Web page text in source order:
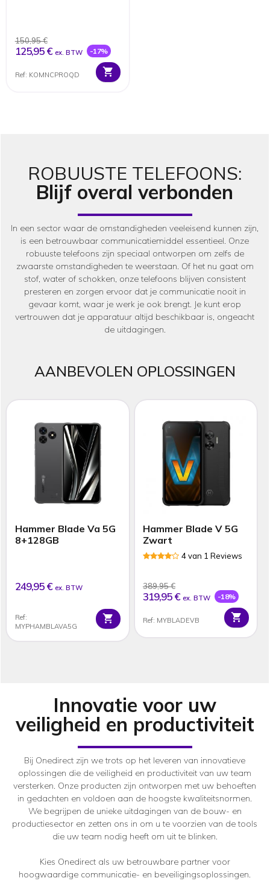
150,95 €
125,95 € ex. BTW -17%
Ref: KOMNCPROQD
ROBUUSTE TELEFOONS:
Blijf overal verbonden
In een sector waar de omstandigheden veeleisend kunnen zijn,
is een betrouwbaar communicatiemiddel essentieel. Onze
robuuste telefoons zijn speciaal ontworpen om zelfs de
zwaarste omstandigheden te weerstaan. Of het nu gaat om
stof, water of schokken, onze telefoons blijven consistent
presteren en zorgen ervoor dat je communicatie nooit in
gevaar komt, waar je werk je ook brengt. Je kunt erop
vertrouwen dat je apparatuur altijd beschikbaar is, ongeacht
de uitdagingen.
AANBEVOLEN OPLOSSINGEN
Hammer Blade Va 5G
8+128GB
249,95 € ex. BTW
Ref:
MYPHAMBLAVA5G
Hammer Blade V 5G
Zwart
4 van 1 Reviews
389,95 €
319,95 € ex. BTW -18%
Ref: MYBLADEVB
Innovatie voor uw
veiligheid en productiviteit
Bij Onedirect zijn we trots op het leveren van innovatieve
oplossingen die de veiligheid en productiviteit van uw team
versterken. Onze producten zijn ontworpen met uw behoeften
in gedachten en voldoen aan de hoogste kwaliteitsnormen.
We begrijpen de unieke uitdagingen van de bouw- en
productiesector en zetten ons in om u te voorzien van de tools
die uw team nodig heeft om uit te blinken.
Kies Onedirect als uw betrouwbare partner voor
hoogwaardige communicatie- en beveiligingsoplossingen.